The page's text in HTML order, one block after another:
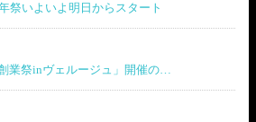
祭いよいよ明日からスタート
業祭inヴェルージュ」開催の…